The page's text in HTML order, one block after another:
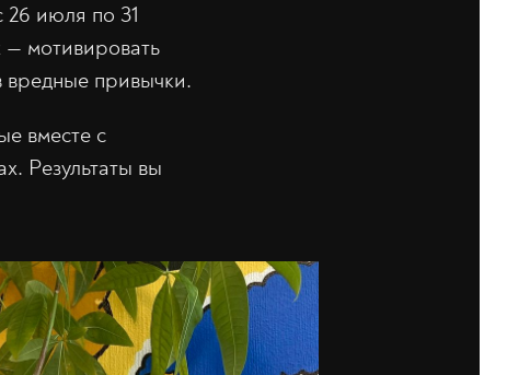
26 июля по 31
— мотивировать
вредные привычки.
вместе с
Результаты вы